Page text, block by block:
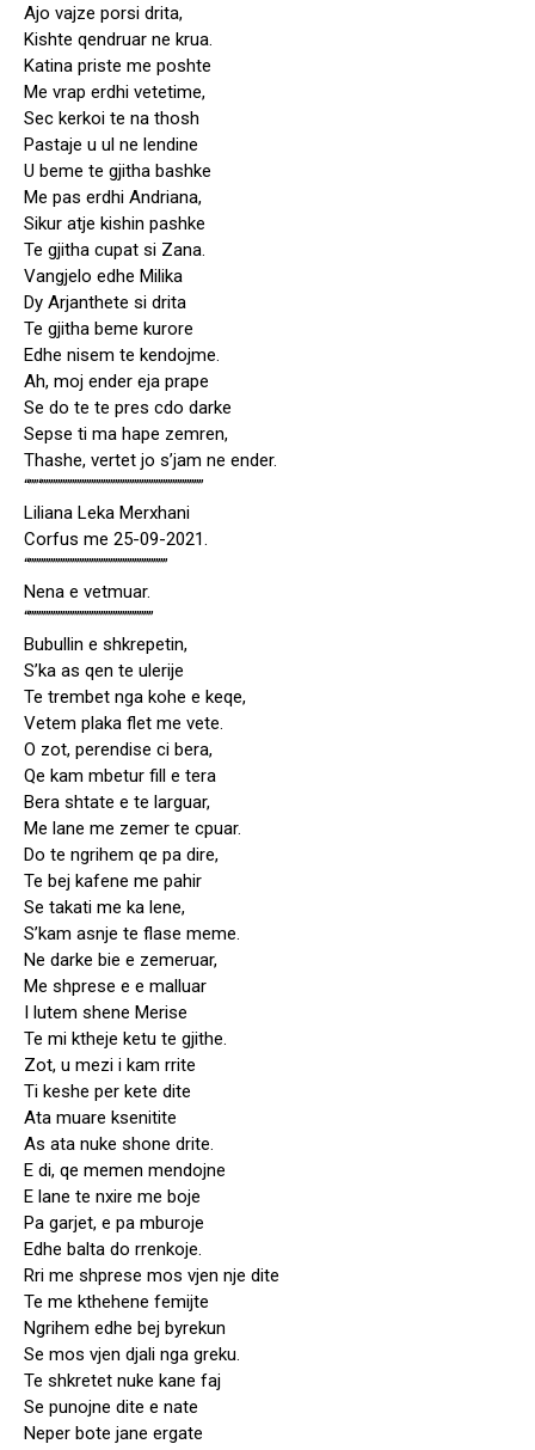
Ajo vajze porsi drita,
Kishte qendruar ne krua.
Katina priste me poshte
Me vrap erdhi vetetime,
Sec kerkoi te na thosh
Pastaje u ul ne lendine
U beme te gjitha bashke
Me pas erdhi Andriana,
Sikur atje kishin pashke
Te gjitha cupat si Zana.
Vangjelo edhe Milika
Dy Arjanthete si drita
Te gjitha beme kurore
Edhe nisem te kendojme.
Ah, moj ender eja prape
Se do te te pres cdo darke
Sepse ti ma hape zemren,
Thashe, vertet jo s’jam ne ender.
“””‘””””””””””””””””””””””””””””””””””
Liliana Leka Merxhani
Corfus me 25-09-2021.
“”””””””””””””””””””””””””””””
Nena e vetmuar.
“””””””””””””””””””””””””””
Bubullin e shkrepetin,
S’ka as qen te ulerije
Te trembet nga kohe e keqe,
Vetem plaka flet me vete.
O zot, perendise ci bera,
Qe kam mbetur fill e tera
Bera shtate e te larguar,
Me lane me zemer te cpuar.
Do te ngrihem qe pa dire,
Te bej kafene me pahir
Se takati me ka lene,
S’kam asnje te flase meme.
Ne darke bie e zemeruar,
Me shprese e e malluar
I lutem shene Merise
Te mi ktheje ketu te gjithe.
Zot, u mezi i kam rrite
Ti keshe per kete dite
Ata muare ksenitite
As ata nuke shone drite.
E di, qe memen mendojne
E lane te nxire me boje
Pa garjet, e pa mburoje
Edhe balta do rrenkoje.
Rri me shprese mos vjen nje dite
Te me kthehene femijte
Ngrihem edhe bej byrekun
Se mos vjen djali nga greku.
Te shkretet nuke kane faj
Se punojne dite e nate
Neper bote jane ergate